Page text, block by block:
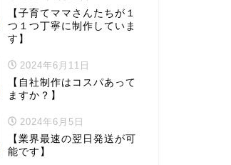
【子育てママさんたちが１
つ１つ丁寧に制作していま
す】
2024年6月11日
【自社制作はコスパあって
ますか？】
2024年6月5日
【業界最速の翌日発送が可
能です】